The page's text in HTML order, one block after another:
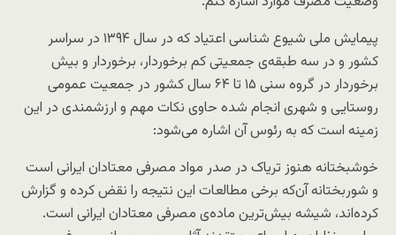
پیمایش ملی شیوع شناسی اعتیاد که در سال ۱۳۹۴ در سراسر
کشور و در سه طبقه‌ی جمعیتی کم برخوردار، برخوردار و بیش
برخوردار در گروه سنی ۱۵ تا ۶۴ سال کشور در جمعیت عمومی
روستایی و شهری انجام شده حاوی نکات مهم و ارزشمندی در این
زمینه است که به رئوس آن اشاره می‌شود:
خوشبختانه هنوز تریاک در صدر مواد مصرفی معتادان ایرانی است
و شوربختانه آن‌که برخی مطالعات این نتیجه را نقض کرده و گزارش
کرده‌اند، شیشه بیش‌ترین ماده‌ی مصرفی معتادان ایرانی است.